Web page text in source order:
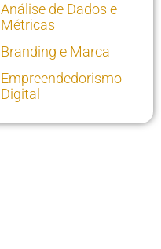
Análise de Dados e
Métricas
Branding e Marca
Empreendedorismo
Digital